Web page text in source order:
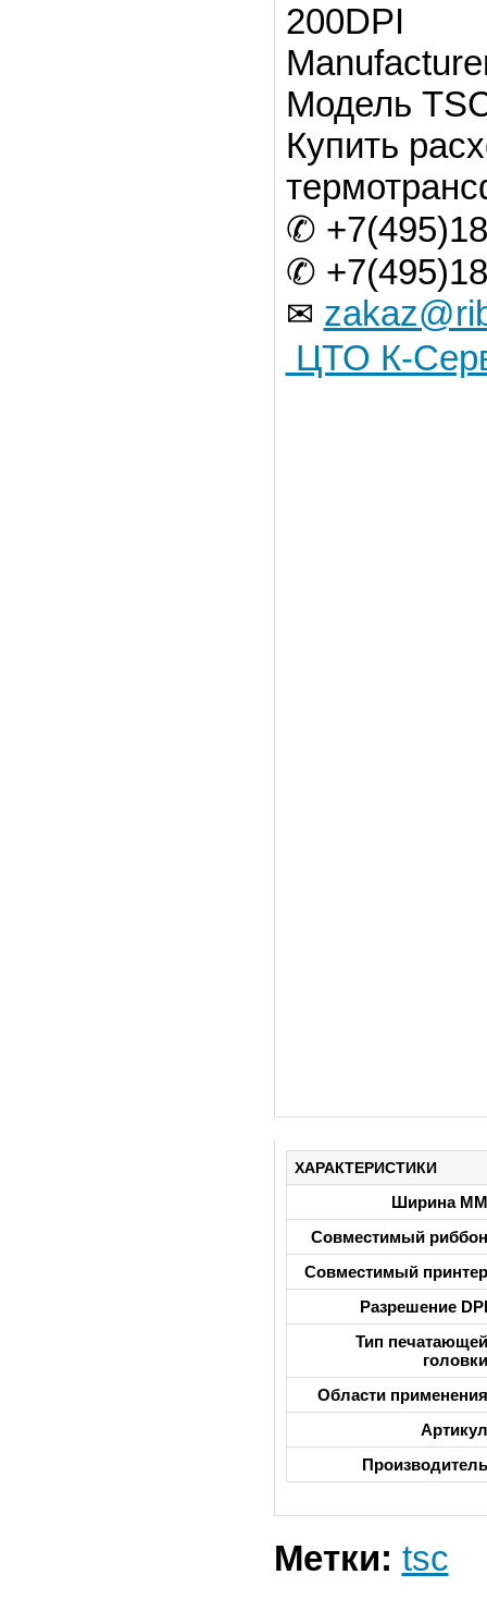
200DPI
Модель
Купить
✆
✆
✉
ЦТО К-
ХАРАКТЕРИСТИКИ
Ширина ММ
Совместимый риббон
Совместимый принтер
Разрешение DPI
Тип печатающей
головки
Области применения
Артикул
Производитель
Метки: tsc